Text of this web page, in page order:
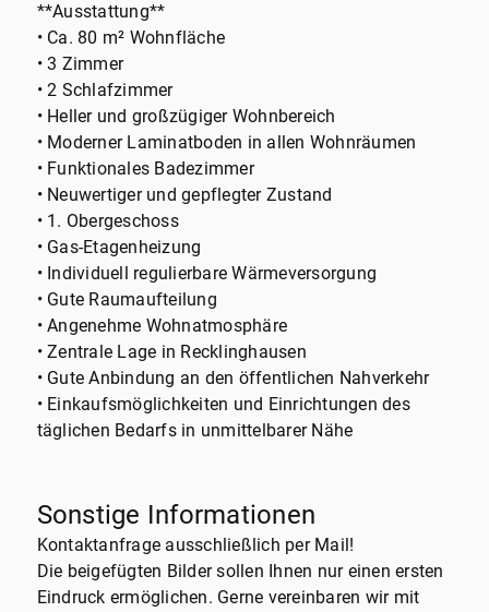
**Ausstattung**
• Ca. 80 m² Wohnfläche
• 3 Zimmer
• 2 Schlafzimmer
• Heller und großzügiger Wohnbereich
• Moderner Laminatboden in allen Wohnräumen
• Funktionales Badezimmer
• Neuwertiger und gepflegter Zustand
• 1. Obergeschoss
• Gas-Etagenheizung
• Individuell regulierbare Wärmeversorgung
• Gute Raumaufteilung
• Angenehme Wohnatmosphäre
• Zentrale Lage in Recklinghausen
• Gute Anbindung an den öffentlichen Nahverkehr
• Einkaufsmöglichkeiten und Einrichtungen des
täglichen Bedarfs in unmittelbarer Nähe
Sonstige Informationen
Kontaktanfrage ausschließlich per Mail!
Die beigefügten Bilder sollen Ihnen nur einen ersten
Eindruck ermöglichen. Gerne vereinbaren wir mit